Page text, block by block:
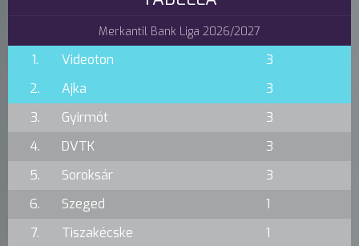
Merkantil Bank Liga 2026/2027
1. Videoton
3
2.
Ajka
3
3.
Gyirmót
3
4.
DVTK
3
5.
Soroksár
3
6.
Szeged
1
7.
Tiszakécske
1